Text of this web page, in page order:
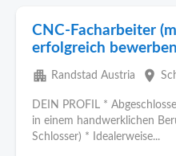
CNC-Facharbeiter
erfolgreich bewerben
apartment Randstad Austria place
DEIN PROFIL *
in einem handwerklichen
Schlosser) * Idealerweise...